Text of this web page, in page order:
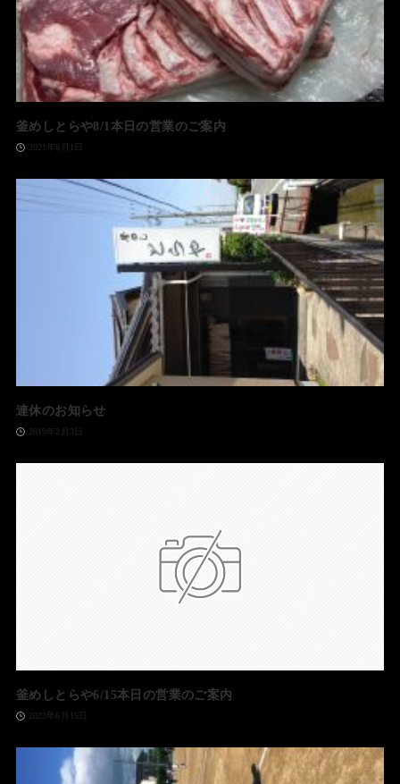
釜めしとらや8/1本日の営業のご案内
2021年8月1日
連休のお知らせ
2019年2月3日
釜めしとらや6/15本日の営業のご案内
2023年6月15日